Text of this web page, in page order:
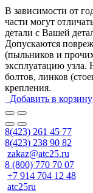
В зависимости от
части могут
детали с Вашей
Допускаются
(пыльников и
эксплуатацию узла.
болтов, линков
крепления.
Добавить в корзину
8(423) 261 45 77
8(423) 238 90 82
zakaz@atc25.ru
8 (800) 770 70 07
+7 914 704 12 48
atc25ru